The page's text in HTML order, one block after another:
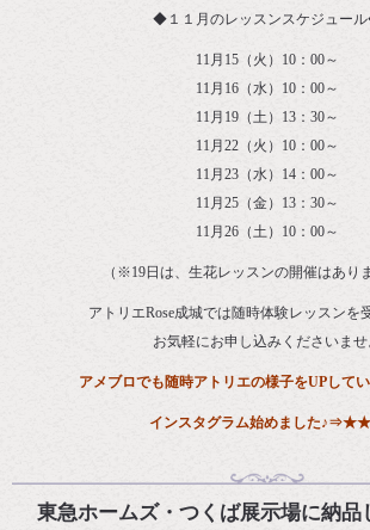
◆１１月のレッスンスケジュー
11月15（火）10：00～
11月16（水）10：00～
11月19（土）13：30～
11月22（火）10：00～
11月23（水）14：00～
11月25（金）13：30～
11月26（土）10：00～
（※19日は、生花レッスンの開催はあり
アトリエRose成城では随時体験レッスンを
お気軽にお申し込みくださいませ
アメブロでも随時アトリエの様子をUPして
インスタグラム始めました♪⇒
東急ホームズ・つくば展示場に納品